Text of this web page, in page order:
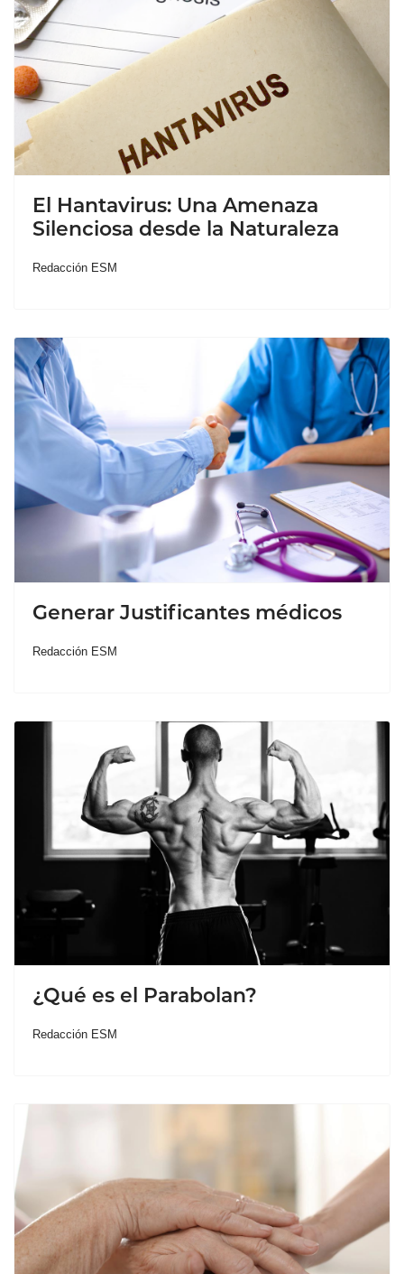
El Hantavirus: Una Amenaza
Silenciosa desde la Naturaleza
Redacción ESM
Generar Justificantes médicos
Redacción ESM
¿Qué es el Parabolan?
Redacción ESM